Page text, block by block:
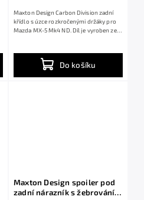
Do košíku
Maxton Design Carbon Division zadní
křídlo s úzce rozkročenými držáky pro
Mazda MX-5 Mk4 ND. Díl je vyroben ze
Maxton Design spoiler pod
zadní nárazník s žebrováním